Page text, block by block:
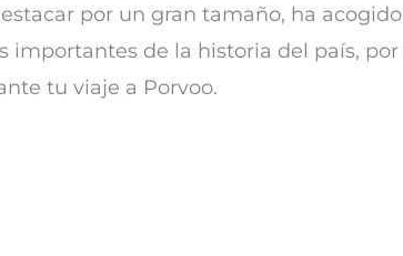
por un gran tamaño, ha
importantes de la historia del país,
tu viaje a Porvoo.